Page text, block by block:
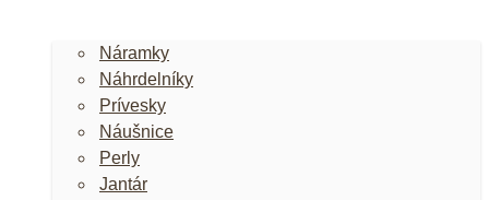
Náramky
Náhrdelníky
Prívesky
Náušnice
Perly
Jantár